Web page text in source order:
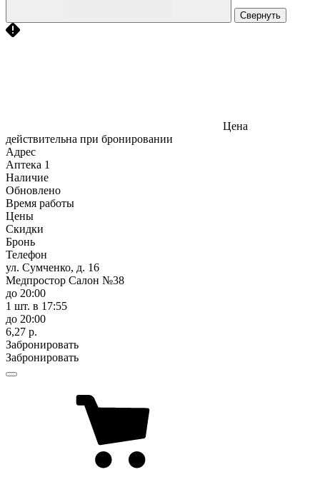
Свернуть
Цена
действительна при бронировании
Адрес
Аптека 1
Наличие
Обновлено
Время работы
Цены
Скидки
Бронь
Телефон
ул. Сумченко, д. 16
Медпростор Салон №38
до 20:00
1 шт. в 17:55
до 20:00
6,27 р.
Забронировать
Забронировать